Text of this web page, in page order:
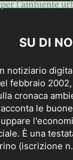
SU DI
notiziario
febbraio
cronaca
le
È una
(iscrizione